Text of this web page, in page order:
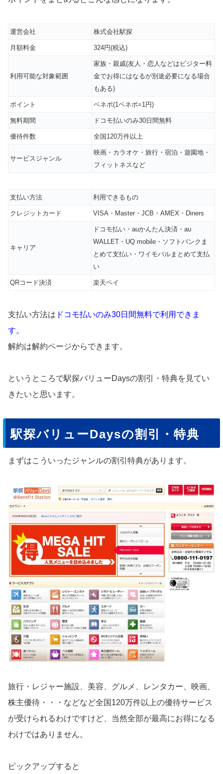
運営会社 株式会社駅探
月額料金 324円(税込)
利用可能な対象範囲
家族・親戚(友人・恋人などはビジター料
金でお得にはなるが別途必要になる場合
もある)
ポイント ベネポ(1ベネポ=1円)
無料期間 ドコモ払いのみ30日間無料
優待件数 全国120万件以上
サービスジャンル
映画・カラオケ・旅行・宿泊・遊園地・
フィットネスなど
支払い方法 利用できるもの
クレジットカード VISA・Master・JCB・AMEX・Diners
キャリア
ドコモ払い・auかんたん決済・au
WALLET・UQ mobile・ソフトバンクま
とめて支払い・ワイモバルまとめて支払
い
QRコード決済 楽天ペイ
支払い方法は ドコモ払いのみ30日間無料で利用できま
す。
解約は解約ページからできます。
というところで駅探バリューDaysの割引・特典を見てい
きたいと思います。
駅探バリューDaysの割引・特典
まずはこういったジャンルの割引特典があります。
旅行・レジャー施設、美容、グルメ、レンタカー、映画、
株主優待・・・などなど全国120万件以上の優待サービス
が受けられるわけですけど、当然全部が最高にお得になる
わけではありません。
ピックアップすると